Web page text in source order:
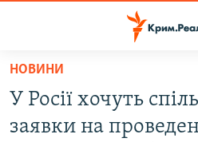
Перейти
основного
матеріалу
НОВИНИ
У Росії хочуть
заявки на